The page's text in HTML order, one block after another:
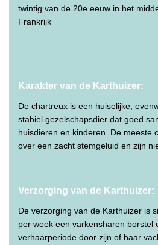
twintig van de 20e eeuw in het
Frankrijk
Karakter van de Karthuizer:
De chartreux is een huiselijke,
stabiel gezelschapsdier dat goed
huisdieren en kinderen. De meeste
over een zacht stemgeluid en zijn
Verzorging van de Karthuizer:
De verzorging van de Karthuizer is
per week een varkensharen borstel
verhaarperiode door zijn of haar